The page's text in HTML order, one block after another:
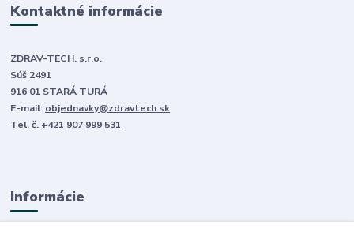
Kontaktné informácie
ZDRAV-TECH. s.r.o.
Súš 2491
916 01 STARÁ TURÁ
E-mail: objednavky@zdravtech.sk
Tel. č. +421 907 999 531
Informácie